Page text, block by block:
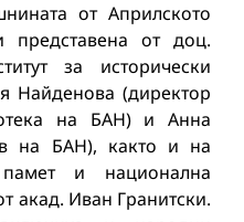
от Априлското
представена от доц.
за исторически
Найденова (директор
на БАН) и Анна
на БАН), както и на
и национална
акад. Иван Гранитски.